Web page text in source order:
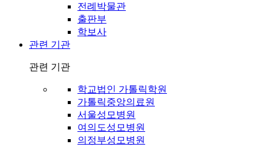
전례박물관
출판부
학보사
관련 기관
관련 기관
학교법인 가톨릭학원
가톨릭중앙의료원
서울성모병원
여의도성모병원
의정부성모병원